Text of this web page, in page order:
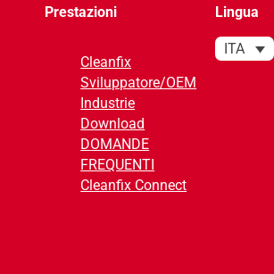
Prestazioni
Cleanfix
Sviluppatore/OEM
Industrie
Download
DOMANDE
FREQUENTI
Cleanfix Connect
Lingua
ITA